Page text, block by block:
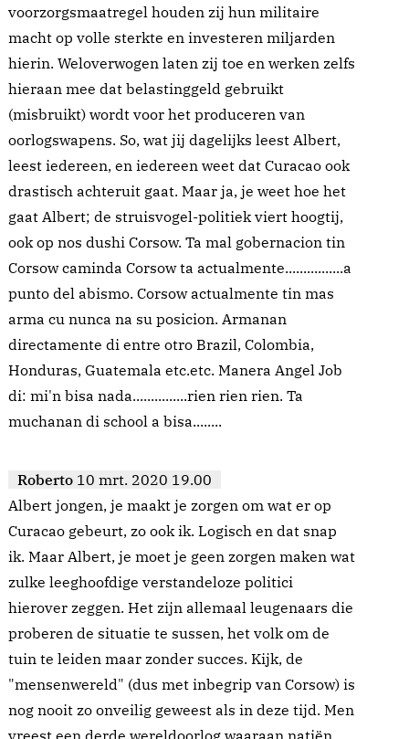
voorzorgsmaatregel houden zij hun militaire
macht op volle sterkte en investeren miljarden
hierin. Weloverwogen laten zij toe en werken zelfs
hieraan mee dat belastinggeld gebruikt
(misbruikt) wordt voor het produceren van
oorlogswapens. So, wat jij dagelijks leest Albert,
leest iedereen, en iedereen weet dat Curacao ook
drastisch achteruit gaat. Maar ja, je weet hoe het
gaat Albert; de struisvogel-politiek viert hoogtij,
ook op nos dushi Corsow. Ta mal gobernacion tin
Corsow caminda Corsow ta actualmente................a
punto del abismo. Corsow actualmente tin mas
arma cu nunca na su posicion. Armanan
directamente di entre otro Brazil, Colombia,
Honduras, Guatemala etc.etc. Manera Angel Job
di: mi'n bisa nada...............rien rien rien. Ta
muchanan di school a bisa........
Roberto 10 mrt. 2020 19.00
Albert jongen, je maakt je zorgen om wat er op
Curacao gebeurt, zo ook ik. Logisch en dat snap
ik. Maar Albert, je moet je geen zorgen maken wat
zulke leeghoofdige verstandeloze politici
hierover zeggen. Het zijn allemaal leugenaars die
proberen de situatie te sussen, het volk om de
tuin te leiden maar zonder succes. Kijk, de
"mensenwereld" (dus met inbegrip van Corsow) is
nog nooit zo onveilig geweest als in deze tijd. Men